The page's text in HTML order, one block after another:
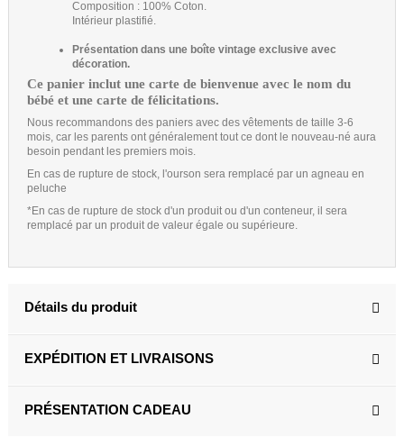
Composition : 100% Coton.
Intérieur plastifié.
Présentation dans une boîte vintage exclusive avec
décoration.
Ce panier inclut une carte de bienvenue avec le nom du
bébé et une carte de félicitations.
Nous recommandons des paniers avec des vêtements de taille 3-6
mois, car les parents ont généralement tout ce dont le nouveau-né aura
besoin pendant les premiers mois.
En cas de rupture de stock, l'ourson sera remplacé par un agneau en
peluche
*En cas de rupture de stock d'un produit ou d'un conteneur, il sera
remplacé par un produit de valeur égale ou supérieure.
Détails du produit
EXPÉDITION ET LIVRAISONS
PRÉSENTATION CADEAU